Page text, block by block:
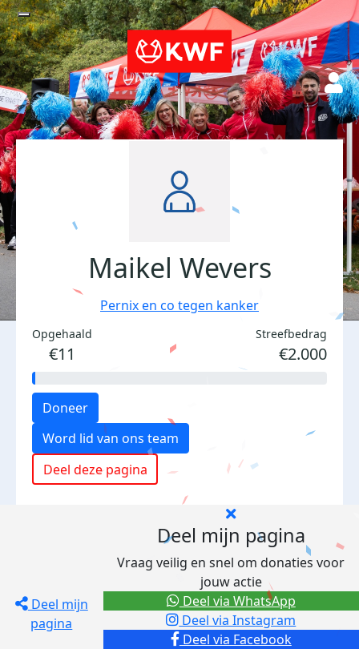
Maikel Wevers
Pernix en co tegen kanker
Opgehaald
€11
Streefbedrag
€2.000
Doneer
Word lid van ons team
Deel deze pagina
Deel mijn
pagina
Deel mijn pagina
Vraag veilig en snel om donaties voor
jouw actie
Deel via Facebook
Deel via Instagram
Deel via WhatsApp